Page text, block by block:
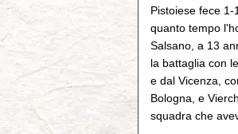
Pistoiese fece
quanto tempo
Salsano, a 13
la battaglia con
e dal Vicenza,
Bologna, e
squadra che